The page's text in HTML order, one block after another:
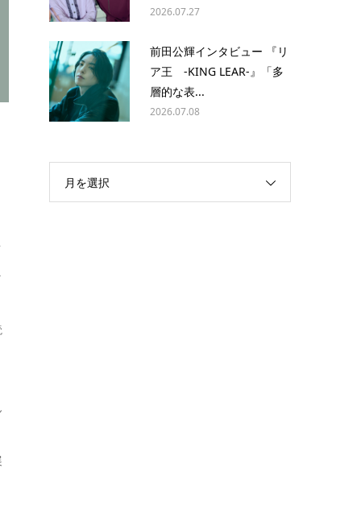
2026.07.27
前田公輝インタビュー 『リ
ア王 -KING LEAR-』「多
層的な表...
2026.07.08
月を選択